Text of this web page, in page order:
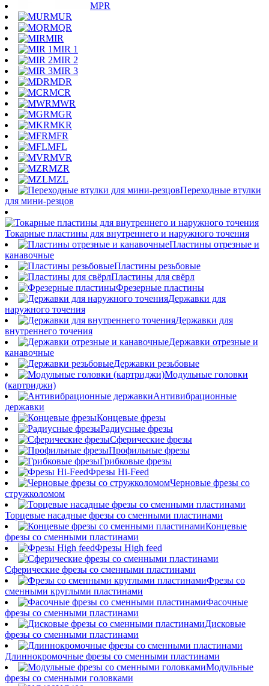
MPR
MUR
MQR
MIR
MIR 1
MIR 2
MIR 3
MDR
MCR
MWR
MGR
MKR
MFR
MFL
MVR
MZR
MZL
Переходные втулки
для мини-резцов
Токарные пластины для внутреннего и наружного точения
Пластины отрезные и
канавочные
Пластины резьбовые
Пластины для свёрл
Фрезерные пластины
Державки для
наружного точения
Державки для
внутреннего точения
Державки отрезные и
канавочные
Державки резьбовые
Модульные головки
(картриджи)
Антивибрационные
державки
Концевые фрезы
Радиусные фрезы
Сферические фрезы
Профильные фрезы
Грибковые фрезы
Фрезы Hi-Feed
Черновые фрезы со
стружколомом
Торцевые насадные фрезы со сменными пластинами
Концевые
фрезы со сменными пластинами
Фрезы High feed
Сферические фрезы со сменными пластинами
Фрезы со
сменными круглыми пластинами
Фасочные
фрезы со сменными пластинами
Дисковые
фрезы со сменными пластинами
Длиннокромочные фрезы со сменными пластинами
Модульные
фрезы со сменными головками